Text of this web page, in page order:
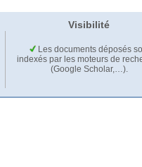
Visibilité
Les documents déposés
indexés par les moteurs de
(Google Scholar,…).